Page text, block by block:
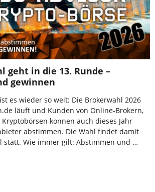
geht in die 13. Runde –
gewinnen
es wieder so weit: Die Brokerwahl 2026
läuft und Kunden von Online-Brokern,
können auch dieses Jahr
abstimmen. Die Wahl findet damit
statt. Wie immer gilt: Abstimmen und …